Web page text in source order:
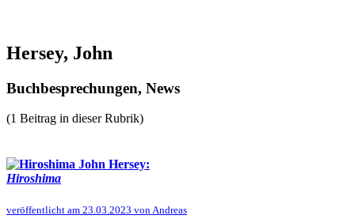
Hersey, John
Buchbesprechungen, News
(1 Beitrag in dieser Rubrik)
John Hersey:
Hiroshima
veröffentlicht am 23.03.2023 von Andreas